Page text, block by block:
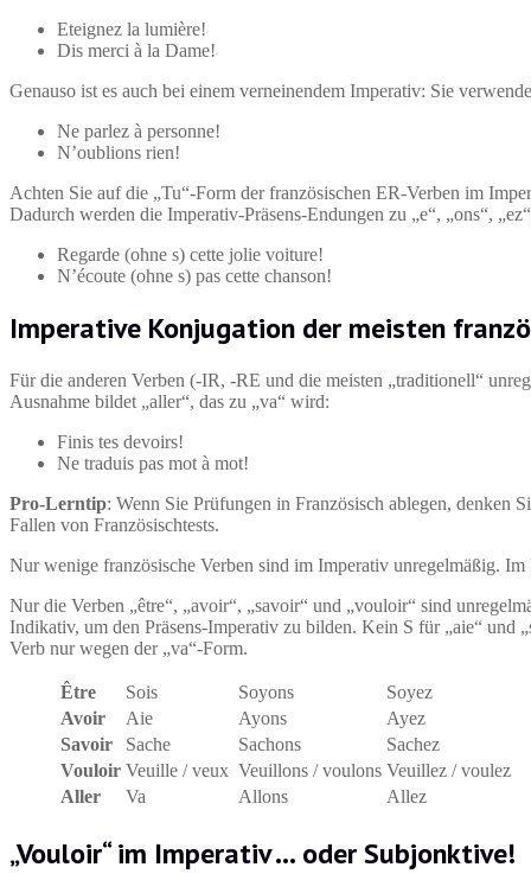
Eteignez la lumière!
Dis merci à la Dame!
Genauso ist es auch bei einem verneinendem Imperativ: Sie
Ne parlez à personne!
N’oublions rien!
Achten Sie auf die „Tu“-Form der französischen ER-Verben im
Dadurch werden die Imperativ-Präsens-Endungen zu „e“, „ons“,
Regarde (ohne s) cette jolie voiture!
N’écoute (ohne s) pas cette chanson!
Imperative Konjugation der meisten
Für die anderen Verben (-IR, -RE und die meisten „traditionell“
Ausnahme bildet „aller“, das zu „va“ wird:
Finis tes devoirs!
Ne traduis pas mot à mot!
Pro-Lerntip: Wenn Sie Prüfungen in Französisch ablegen, denken
Fallen von Französischtests.
Nur wenige französische Verben sind im Imperativ unregelmäßig.
Nur die Verben „être“, „avoir“, „savoir“ und „vouloir“ sind
Indikativ, um den Präsens-Imperativ zu bilden. Kein S für „aie“ und
Verb nur wegen der „va“-Form.
Être Sois Soyons
Soyez
Avoir
Aie Ayons
Ayez
Savoir
Sache Sachons
Sachez
Vouloir Veuille / veux Veuillons / voulons Veuillez / voulez
Aller
Va Allons Allez
„Vouloir“ im Imperativ … oder Subjonktive!